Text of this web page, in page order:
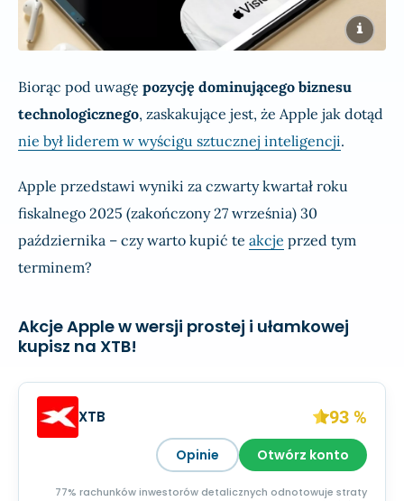
Biorąc pod uwagę pozycję dominującego biznesu
technologicznego, zaskakujące jest, że Apple jak dotąd
nie był liderem w wyścigu sztucznej inteligencji.
Apple przedstawi wyniki za czwarty kwartał roku
fiskalnego 2025 (zakończony 27 września) 30
października – czy warto kupić te akcje przed tym
terminem?
Akcje Apple w wersji prostej i ułamkowej
kupisz na XTB!
XTB 93 %
Opinie Otwórz konto
77% rachunków inwestorów detalicznych odnotowuje straty